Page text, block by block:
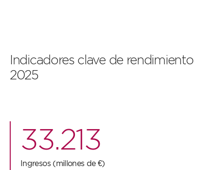
Indicadores clave de rendimiento
2025
33.213
Ingresos (millones de €)